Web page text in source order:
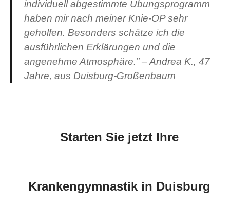
individuell abgestimmte Übungsprogramm
haben mir nach meiner Knie-OP sehr
geholfen. Besonders schätze ich die
ausführlichen Erklärungen und die
angenehme Atmosphäre.” – Andrea K., 47
Jahre, aus Duisburg-Großenbaum
Starten Sie jetzt Ihre
Krankengymnastik in Duisburg